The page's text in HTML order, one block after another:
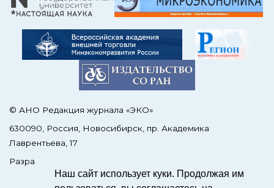
Наш сайт использует куки. Продолжая им
© АНО Редакция журнала «ЭКО»
630090, Россия, Новосибирск, пр. Академика
Лаврентьева, 17
Разработка сайтов на OJS –